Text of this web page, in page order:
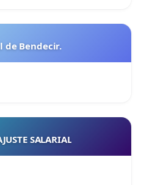
de Bendecir.
SALARIAL